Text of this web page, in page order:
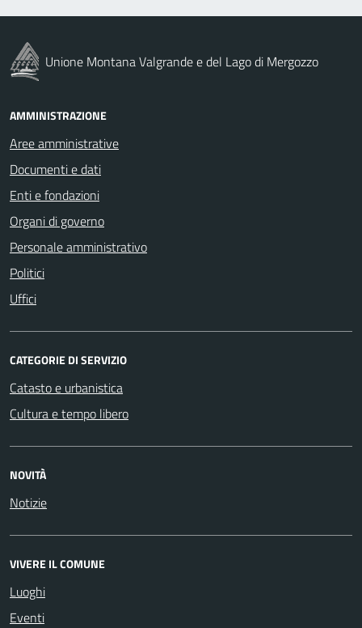
Unione Montana Valgrande e del Lago di Mergozzo
AMMINISTRAZIONE
Aree amministrative
Documenti e dati
Enti e fondazioni
Organi di governo
Personale amministrativo
Politici
Uffici
CATEGORIE DI SERVIZIO
Catasto e urbanistica
Cultura e tempo libero
NOVITÀ
Notizie
VIVERE IL COMUNE
Luoghi
Eventi